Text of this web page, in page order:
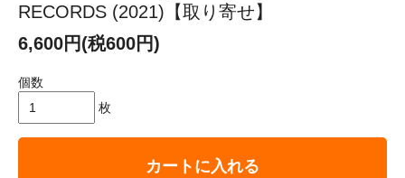
RECORDS (2021)【取り寄せ】
6,600円(税600円)
個数
枚
カートに入れる